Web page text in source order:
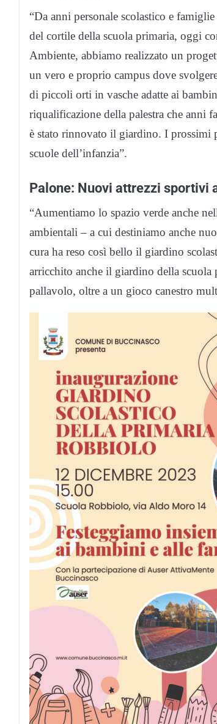
“Da anni personale scolastico e
del cortile della scuola primaria, oggi
Ambiente, abbiamo realizzato un
un vero e proprio campus dove
di piccoli orti in vasche adatte ai
riqualificazione della palestra che anni
è stato rinnovato il giardino. I prossimi
scuole dell’infanzia”.
Palone: Nuovi attrezzi sportivi
“Aumentiamo lo spazio verde anche
ambientali – a cui destiniamo anche
cura ha reso così bello il giardino
arricchito anche il giardino della scuola
pallavolo, oltre a un gioco canestro